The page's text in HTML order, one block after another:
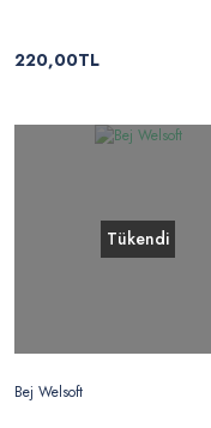
220,00TL
Tükendi
Bej Welsoft